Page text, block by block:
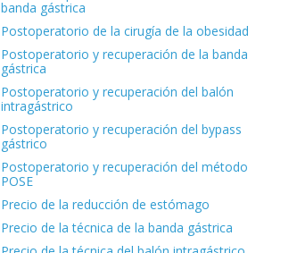
banda gástrica
Postoperatorio de la cirugía de la obesidad
Postoperatorio y recuperación de la banda
gástrica
Postoperatorio y recuperación del balón
intragástrico
Postoperatorio y recuperación del bypass
gástrico
Postoperatorio y recuperación del método
POSE
Precio de la reducción de estómago
Precio de la técnica de la banda gástrica